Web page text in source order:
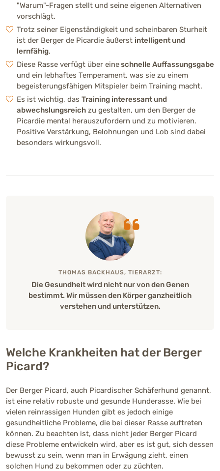
Gewicht
23 - 32 kg (Rüde)
20 - 29 kg (Hündin)
Fellfarben
Gesundheit
Rassetypisch können Hüftdysplasie,
Augenerkrankungen sowie Hautprobleme
auftreten. Regelmäßige Vorsorge und
verantwortungsvolle Zucht gelten als wichtig.
Lebenserwartung
Richtpreis (Züchter)
1200 - 2000 €
"Warum"-Fragen stellt und seine eigenen Alternativen
vorschlägt.
Trotz seiner Eigenständigkeit und scheinbaren Sturheit
ist der Berger de Picardie äußerst intelligent und
lernfähig.
Diese Rasse verfügt über eineschnelle Auffassungsgabe
und ein lebhaftes Temperament, was sie zu einem
begeisterungsfähigen Mitspieler beim Training macht.
Es ist wichtig, das Training interessant und
abwechslungsreich zu gestalten, um den Berger de
Picardie mental herauszufordern und zu motivieren.
Positive Verstärkung, Belohnungen und Lob sind dabei
besonders wirkungsvoll.
THOMAS BACKHAUS, TIERARZT:
Die Gesundheit wird nicht nur von den Genen
bestimmt. Wir müssen den Körper ganzheitlich
verstehen und unterstützen.
Welche Krankheiten hat der Berger
Picard?
Der Berger Picard, auch Picardischer Schäferhund genannt,
ist eine relativ robuste und gesunde Hunderasse. Wie bei
vielen reinrassigen Hunden gibt es jedoch einige
gesundheitliche Probleme, die bei dieser Rasse auftreten
können. Zu beachten ist, dass nicht jeder Berger Picard
diese Probleme entwickeln wird, aber es ist gut, sich dessen
bewusst zu sein, wenn man in Erwägung zieht, einen
solchen Hund zu bekommen oder zu züchten.